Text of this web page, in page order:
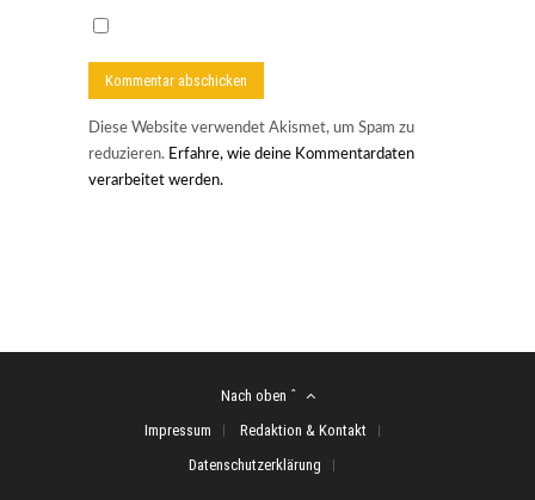
Diese Website verwendet Akismet, um Spam zu
reduzieren. Erfahre, wie deine Kommentardaten
verarbeitet werden.
Nach oben ˆ
Impressum
Redaktion & Kontakt
Datenschutzerklärung